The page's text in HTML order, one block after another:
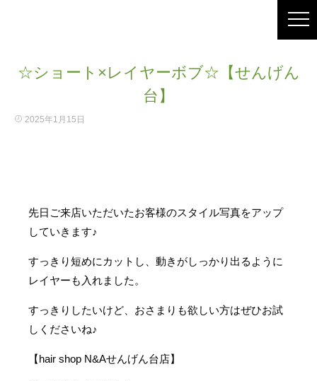
☆ショート×レイヤーボブ☆【せんげん
台】
2025年1月15日
先日ご来店いただいたお客様のスタイル写真をアップ
していきます♪
すっきり短めにカットし、動きがしっかり出るように
レイヤーも入れました。
すっきりしたいけど、おさまりも欲しい方はぜひお試
しくださいね♪
【hair shop N&Aせんげん台店】